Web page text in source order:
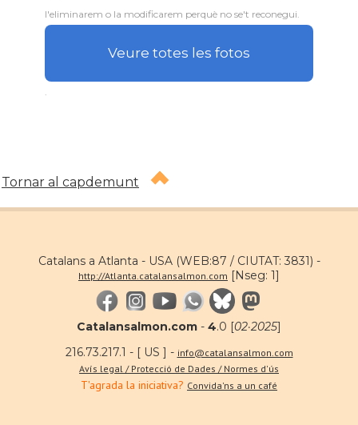
l'eliminarem o la modificarem perquè no se't reconegui.
Veure totes les fotos
Tornar al capdemunt
Catalans a Atlanta - USA (WEB:87 / CIUTAT: 3831) -
http://Atlanta.catalansalmon.com [Nseg: 1]
Catalansalmon.com - 4.0 [02·2025]
216.73.217.1 - [ US ] - info@catalansalmon.com
Avís legal / Protecció de Dades / Normes d'ús
T'agrada la iniciativa? Convida'ns a un café